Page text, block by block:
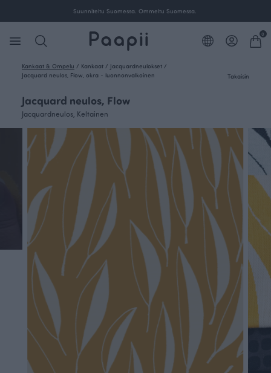
Suunniteltu Suomessa. Ommeltu Suomessa.
0
Kankaat & Ompelu / Kankaat / Jacquardneulokset /
Jacquard neulos, Flow, okra - luonnonvalkoinen
Takaisin
Jacquard neulos, Flow
Jacquardneulos, Keltainen